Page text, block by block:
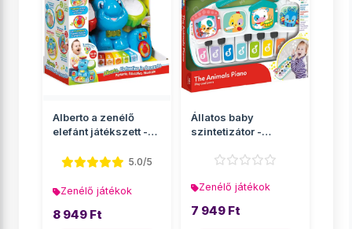
Alberto a zenélő
elefánt játékszett -
5.0/5
Zenélő játékok
8 949 Ft
Állatos baby
szintetizátor -
Zenélő játékok
7 949 Ft